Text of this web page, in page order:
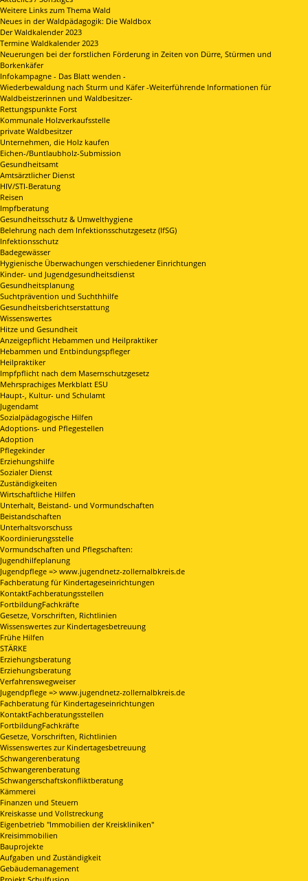
Weitere Links zum Thema Wald
Neues in der Waldpädagogik: Die Waldbox
Der Waldkalender 2023
Termine Waldkalender 2023
Neuerungen bei der forstlichen Förderung in Zeiten von Dürre, Stürmen und
Borkenkäfer
Infokampagne - Das Blatt wenden -
Wiederbewaldung nach Sturm und Käfer -Weiterführende Informationen für
Waldbeistzerinnen und Waldbesitzer-
Rettungspunkte Forst
Kommunale Holzverkaufsstelle
private Waldbesitzer
Unternehmen, die Holz kaufen
Eichen-/Buntlaubholz-Submission
Gesundheitsamt
Amtsärztlicher Dienst
HIV/STI-Beratung
Reisen
Impfberatung
Gesundheitsschutz & Umwelthygiene
Belehrung nach dem Infektionsschutzgesetz (IfSG)
Infektionsschutz
Badegewässer
Hygienische Überwachungen verschiedener Einrichtungen
Kinder- und Jugendgesundheitsdienst
Gesundheitsplanung
Suchtprävention und Suchthhilfe
Gesundheitsberichtserstattung
Wissenswertes
Hitze und Gesundheit
Anzeigepflicht Hebammen und Heilpraktiker
Hebammen und Entbindungspfleger
Heilpraktiker
Impfpflicht nach dem Masernschutzgesetz
Mehrsprachiges Merkblatt ESU
Haupt-, Kultur- und Schulamt
Jugendamt
Sozialpädagogische Hilfen
Adoptions- und Pflegestellen
Adoption
Pflegekinder
Erziehungshilfe
Sozialer Dienst
Zuständigkeiten
Wirtschaftliche Hilfen
Unterhalt, Beistand- und Vormundschaften
Beistandschaften
Unterhaltsvorschuss
Koordinierungsstelle
Vormundschaften und Pflegschaften:
Jugendhilfeplanung
Jugendpflege => www.jugendnetz-zollernalbkreis.de
Fachberatung für Kindertageseinrichtungen
KontaktFachberatungsstellen
FortbildungFachkräfte
Gesetze, Vorschriften, Richtlinien
Wissenswertes zur Kindertagesbetreuung
Frühe Hilfen
STÄRKE
Erziehungsberatung
Erziehungsberatung
Verfahrenswegweiser
Jugendpflege => www.jugendnetz-zollernalbkreis.de
Fachberatung für Kindertageseinrichtungen
KontaktFachberatungsstellen
FortbildungFachkräfte
Gesetze, Vorschriften, Richtlinien
Wissenswertes zur Kindertagesbetreuung
Schwangerenberatung
Schwangerenberatung
Schwangerschaftskonfliktberatung
Kämmerei
Finanzen und Steuern
Kreiskasse und Vollstreckung
Eigenbetrieb "Immobilien der Kreiskliniken"
Kreisimmobilien
Bauprojekte
Aufgaben und Zuständigkeit
Gebäudemanagement